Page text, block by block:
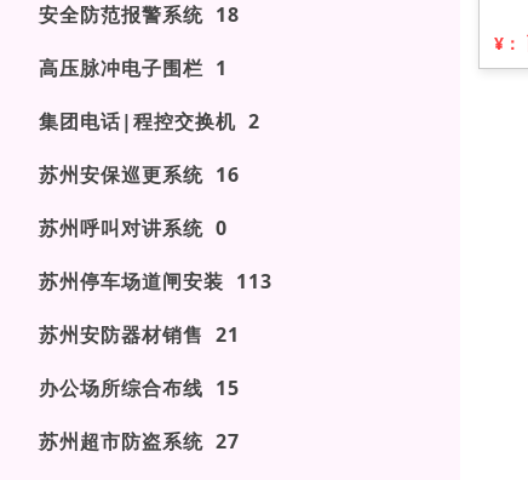
安全防范报警系统 18
高压脉冲电子围栏 1
集团电话|程控交换机 2
苏州安保巡更系统 16
苏州呼叫对讲系统 0
苏州停车场道闸安装 113
苏州安防器材销售 21
办公场所综合布线 15
苏州超市防盗系统 27
¥：